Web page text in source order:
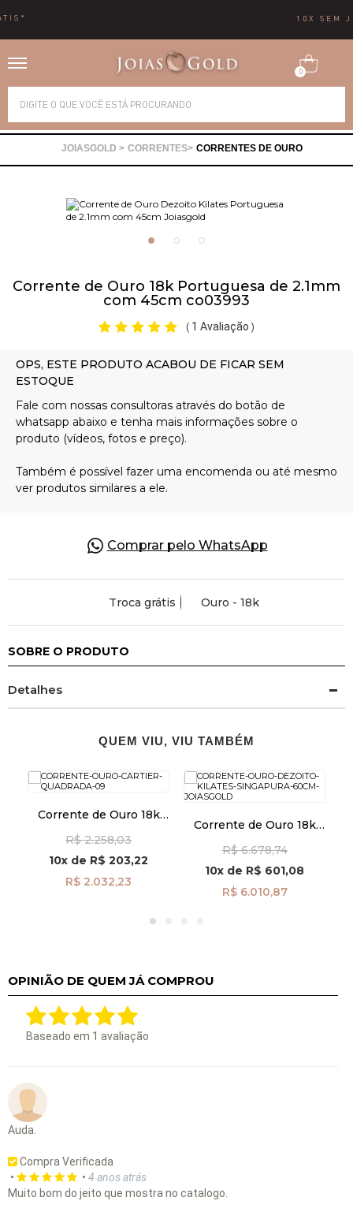
0
CORRENTES CORRENTES DE OURO
Corrente de Ouro 18k Portuguesa de 2.1mm
com 45cm co03993
( 1 Avaliação )
Comprar pelo WhatsApp
Troca grátis Ouro - 18k
SOBRE O PRODUTO
Detalhes
QUEM VIU, VIU TAMBÉM
Corrente de Ouro 18k
com 40cm co02213
R$ 2.258,03
10x de R$ 203,22
R$ 2.032,23
Corrente de Ouro 18k
60cm co03538
R$ 6.678,74
10x de R$ 601,08
R$ 6.010,87
OPINIÃO DE QUEM JÁ COMPROU
Baseado em 1 avaliação
Auda.
Compra Verificada
•
• 4 anos atrás
Muito bom do jeito que mostra no catalogo.
Alianças
Brincos
Gargantilhas
Piercing
Pedras Preciosas
Presente